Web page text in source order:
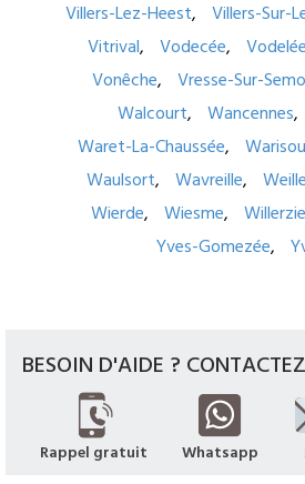
Villers-Lez-Heest
Villers-Sur-
Vitrival
Vodecée Vodelée
Vonêche
Vresse-Sur-
Walcourt
Wancennes
Waret-La-Chaussée
Waulsort
Wavreille
Wierde
Wiesme Willerzie
Yves-Gomezée
BESOIN D'AIDE ?
Rappel gratuit Whatsapp